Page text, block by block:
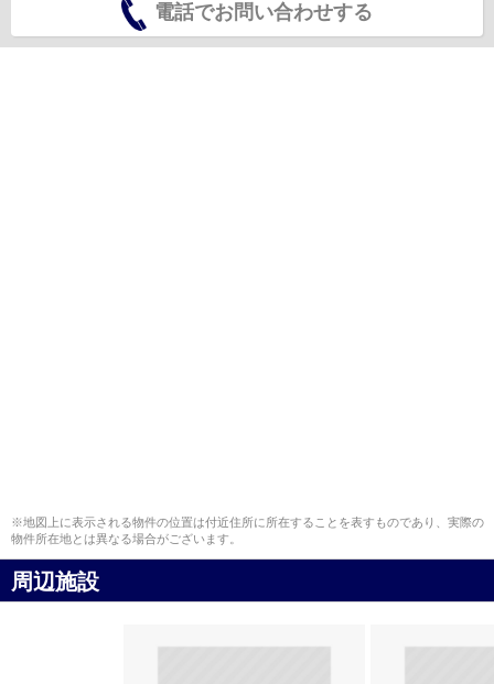
電話でお問い合わせする
※地図上に表示される物件の位置は付近住所に所在することを表すものであり、実際の
物件所在地とは異なる場合がございます。
周辺施設